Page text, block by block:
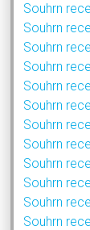
Souhrn
Souhrn
Souhrn
Souhrn
Souhrn
Souhrn
Souhrn
Souhrn
Souhrn
Souhrn
Souhrn
Souhrn